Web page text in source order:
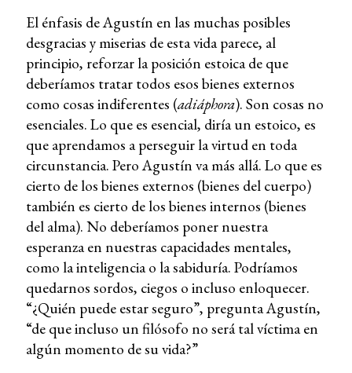
El énfasis de Agustín en las muchas posibles
desgracias y miserias de esta vida parece, al
principio, reforzar la posición estoica de que
deberíamos tratar todos esos bienes externos
como cosas indiferentes (adiáphora). Son cosas no
esenciales. Lo que es esencial, diría un estoico, es
que aprendamos a perseguir la virtud en toda
circunstancia. Pero Agustín va más allá. Lo que es
cierto de los bienes externos (bienes del cuerpo)
también es cierto de los bienes internos (bienes
del alma). No deberíamos poner nuestra
esperanza en nuestras capacidades mentales,
como la inteligencia o la sabiduría. Podríamos
quedarnos sordos, ciegos o incluso enloquecer.
“¿Quién puede estar seguro”, pregunta Agustín,
“de que incluso un filósofo no será tal víctima en
algún momento de su vida?”